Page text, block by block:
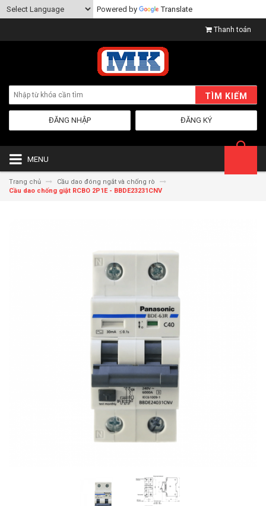
Powered by Translate
Thanh toán
TÌM KIẾM
ĐĂNG KÝ
ĐĂNG NHẬP
MENU
Trang chủ
Cầu dao đóng ngắt và chống rò
Cầu dao chống giật RCBO 2P1E - BBDE23231CNV